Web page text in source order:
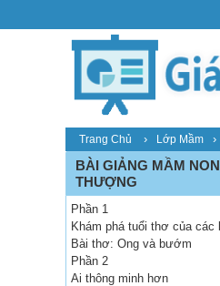
Trang Chủ › Lớp Mầm ›
BÀI GIẢNG MẦM
THƯỢNG
Phần 1
Khám phá tuổi thơ của các
Bài thơ: Ong và bướm
Phần 2
Ai thông minh hơn